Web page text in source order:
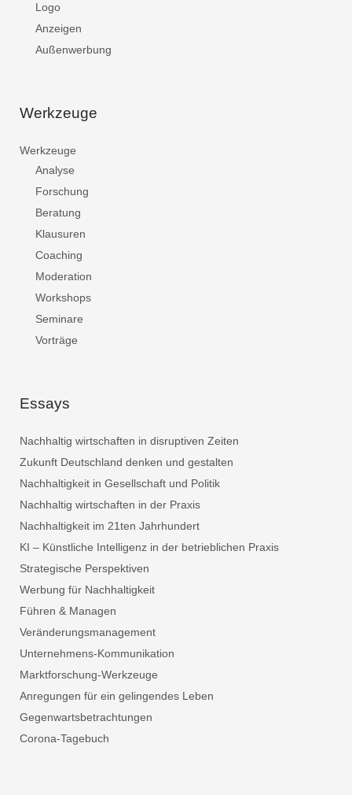
Logo
Anzeigen
Außenwerbung
Werkzeuge
Werkzeuge
Analyse
Forschung
Beratung
Klausuren
Coaching
Moderation
Workshops
Seminare
Vorträge
Essays
Nachhaltig wirtschaften in disruptiven Zeiten
Zukunft Deutschland denken und gestalten
Nachhaltigkeit in Gesellschaft und Politik
Nachhaltig wirtschaften in der Praxis
Nachhaltigkeit im 21ten Jahrhundert
KI – Künstliche Intelligenz in der betrieblichen Praxis
Strategische Perspektiven
Werbung für Nachhaltigkeit
Führen & Managen
Veränderungsmanagement
Unternehmens-Kommunikation
Marktforschung-Werkzeuge
Anregungen für ein gelingendes Leben
Gegenwartsbetrachtungen
Corona-Tagebuch